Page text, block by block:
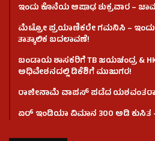
ಇಂದು ಕೊನೆಯ ಆಷಾಢ ಶುಕ್ರವಾರ –
ಮೆಟ್ರೋ ಪ್ರಯಾಣಿಕರೇ ಗಮನಿಸಿ – ಇಂದು
ತಾತ್ಕಾಲಿಕ ಬದಲಾವಣೆ!
ಬಂಡಾಯ ಶಾಸಕರಿಗೆ TB ಜಯಚಂದ್ರ &
ಅಧಿವೇಶನದಲ್ಲಿ ಡಿಕೆಶಿಗೆ ಮುಜುಗರ!
ರಾಜೀನಾಮೆ ವಾಪಸ್ ಪಡೆದ
ಏರ್ ಇಂಡಿಯಾ ವಿಮಾನ 300 ಅಡಿ ಕುಸಿತ